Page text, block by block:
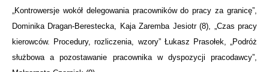
„Kontrowersje wokół delegowania pracowników do pracy za granicę”,
Dominika Dragan-Berestecka, Kaja Zaremba Jesiotr (8), „Czas pracy
kierowców. Procedury, rozliczenia, wzory” Łukasz Prasołek, „Podróż
służbowa a pozostawanie pracownika w dyspozycji pracodawcy”,